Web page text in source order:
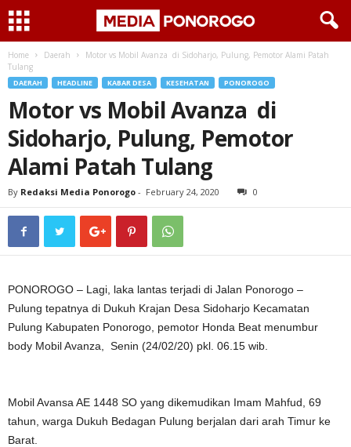
Home Daerah
Motor vs Mobil Avanza di Sidoharjo, Pulung, Pemotor Alami Patah
Tulang
DAERAH HEADLINE KABAR DESA KESEHATAN PONOROGO
Motor vs Mobil Avanza di
Sidoharjo, Pulung, Pemotor
Alami Patah Tulang
By Redaksi Media Ponorogo - February 24, 2020 0
PONOROGO – Lagi, laka lantas terjadi di Jalan Ponorogo –
Pulung tepatnya di Dukuh Krajan Desa Sidoharjo Kecamatan
Pulung Kabupaten Ponorogo, pemotor Honda Beat menumbur
body Mobil Avanza, Senin (24/02/20) pkl. 06.15 wib.
Mobil Avansa AE 1448 SO yang dikemudikan Imam Mahfud, 69
tahun, warga Dukuh Bedagan Pulung berjalan dari arah Timur ke
Barat.